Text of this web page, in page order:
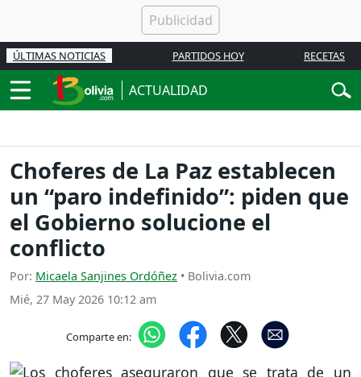
ÚLTIMAS NOTICIAS PARTIDOS HOY RECETAS
ACTUALIDAD
Choferes de La Paz establecen
un “paro indefinido”: piden que
el Gobierno solucione el
conflicto
Por: Micaela Sanjines Ordóñez • Bolivia.com
Mié, 27 May 2026 10:12 am
Comparte en: